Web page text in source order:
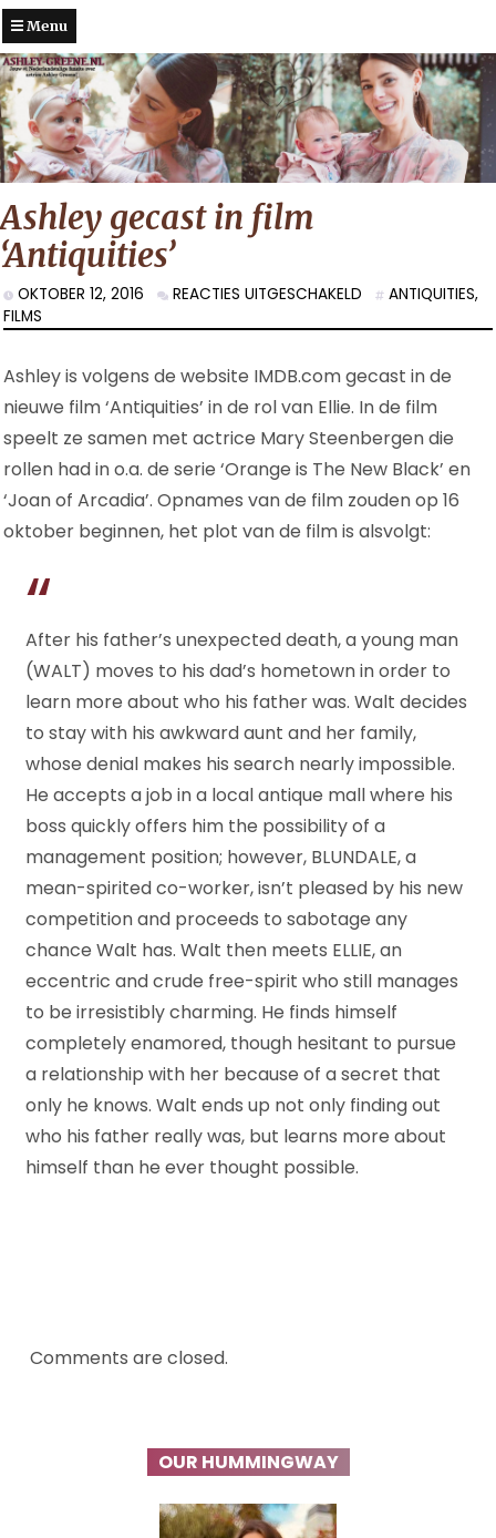
Menu
Ashley gecast in film
‘Antiquities’
OKTOBER 12, 2016 REACTIES UITGESCHAKELD VOOR
GECAST
FILM
‘ANTIQUITIES’
ANTIQUITIES,
FILMS
Ashley is volgens de website IMDB.com gecast in de
nieuwe film ‘Antiquities’ in de rol van Ellie. In de film
speelt ze samen met actrice Mary Steenbergen die
rollen had in o.a. de serie ‘Orange is The New Black’ en
‘Joan of Arcadia’. Opnames van de film zouden op 16
oktober beginnen, het plot van de film is alsvolgt:
After his father’s unexpected death, a young man
(WALT) moves to his dad’s hometown in order to
learn more about who his father was. Walt decides
to stay with his awkward aunt and her family,
whose denial makes his search nearly impossible.
He accepts a job in a local antique mall where his
boss quickly offers him the possibility of a
management position; however, BLUNDALE, a
mean-spirited co-worker, isn’t pleased by his new
competition and proceeds to sabotage any
chance Walt has. Walt then meets ELLIE, an
eccentric and crude free-spirit who still manages
to be irresistibly charming. He finds himself
completely enamored, though hesitant to pursue
a relationship with her because of a secret that
only he knows. Walt ends up not only finding out
who his father really was, but learns more about
himself than he ever thought possible.
Comments are closed.
OUR HUMMINGWAY